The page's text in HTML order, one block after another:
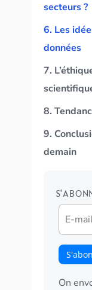
secteurs ?
6. Les
données
7.
8.
9.
demain
On